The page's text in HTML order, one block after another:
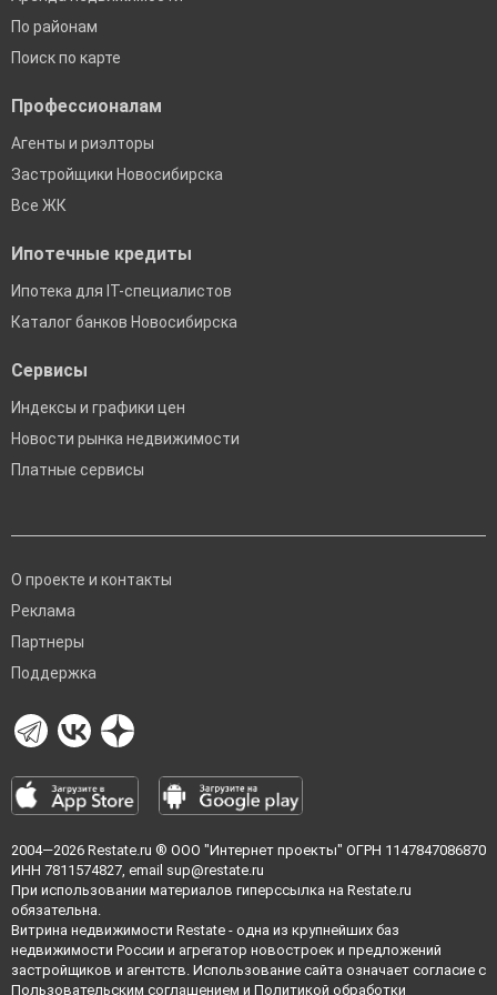
По районам
Поиск по карте
Профессионалам
Агенты и риэлторы
Застройщики Новосибирска
Все ЖК
Ипотечные кредиты
Ипотека для IT-специалистов
Каталог банков Новосибирска
Сервисы
Индексы и графики цен
Новости рынка недвижимости
Платные сервисы
О проекте и контакты
Реклама
Партнеры
Поддержка
2004—2026 Restate.ru ® ООО "Интернет проекты" ОГРН 1147847086870
ИНН 7811574827, email sup@restate.ru
При использовании материалов гиперссылка на Restate.ru
обязательна.
Витрина недвижимости Restate - одна из крупнейших баз
недвижимости России и агрегатор новостроек и предложений
застройщиков и агентств. Использование сайта означает согласие с
Пользовательским соглашением и Политикой обработки